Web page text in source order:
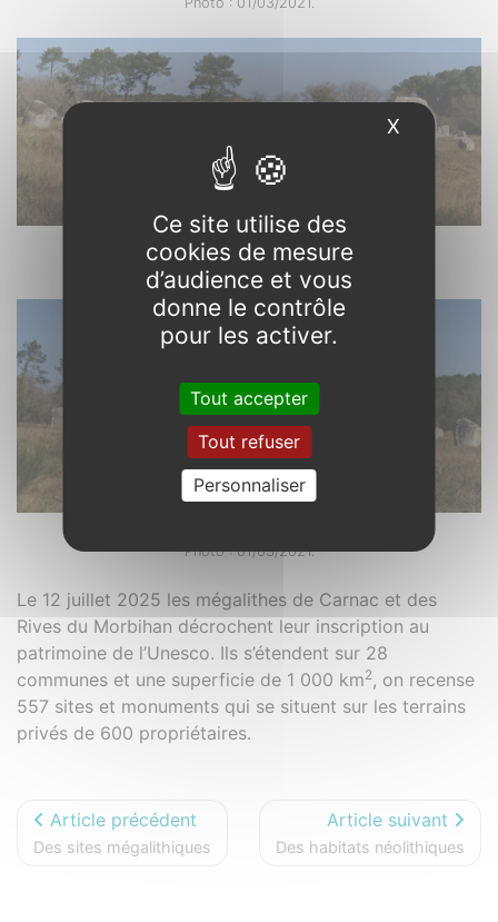
Carnac. 56
Photo : 01/03/2021.
Photo : 01/03/2021.
Le 12 juillet 2025 les mégalithes de Carnac et des
Rives du Morbihan décrochent leur inscription au
patrimoine de l’Unesco. Ils s’étendent sur 28
communes et une superficie de 1 000 km2 , on recense
557 sites et monuments qui se situent sur les terrains
privés de 600 propriétaires.
Article précédent
Des sites mégalithiques
Article suivant
Des habitats néolithiques
Ce site utilise des
cookies de mesure
d’audience et vous
donne le contrôle
pour les activer.
Tout accepter
Tout refuser
Personnaliser
X Masquer